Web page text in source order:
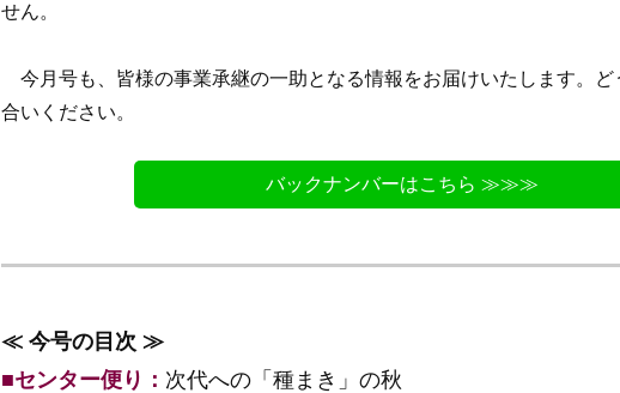
せん。
今月号も、皆様の事業承継の一助となる情報をお届けいたします。ど
合いください。
バックナンバーはこちら ≫≫≫
≪ 今号の目次 ≫
■センター便り： 次代への「種まき」の秋